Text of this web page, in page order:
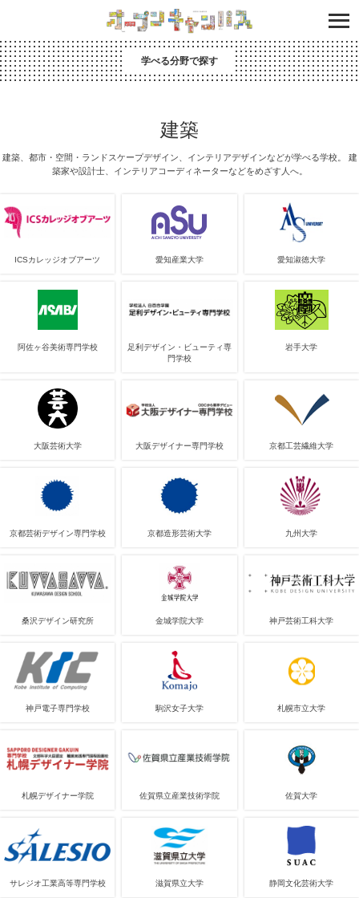
学べる分野で探す
建築
建築、都市・空間・ランドスケープデザイン、インテリアデザインなどが学べる学校。
建
築家や設計士、インテリアコーディネーターなどをめざす人へ。
ICSカレッジオブアーツ 愛知産業大学 愛知淑徳大学
阿佐ヶ谷美術専門学校
足利デザイン・ビューティ専
門学校
岩手大学
大阪芸術大学 大阪デザイナー専門学校 京都工芸繊維大学
京都芸術デザイン専門学校 京都造形芸術大学 九州大学
桑沢デザイン研究所 金城学院大学 神戸芸術工科大学
神戸電子専門学校 駒沢女子大学 札幌市立大学
札幌デザイナー学院 佐賀県立産業技術学院 佐賀大学
サレジオ工業高等専門学校 滋賀県立大学 静岡文化芸術大学